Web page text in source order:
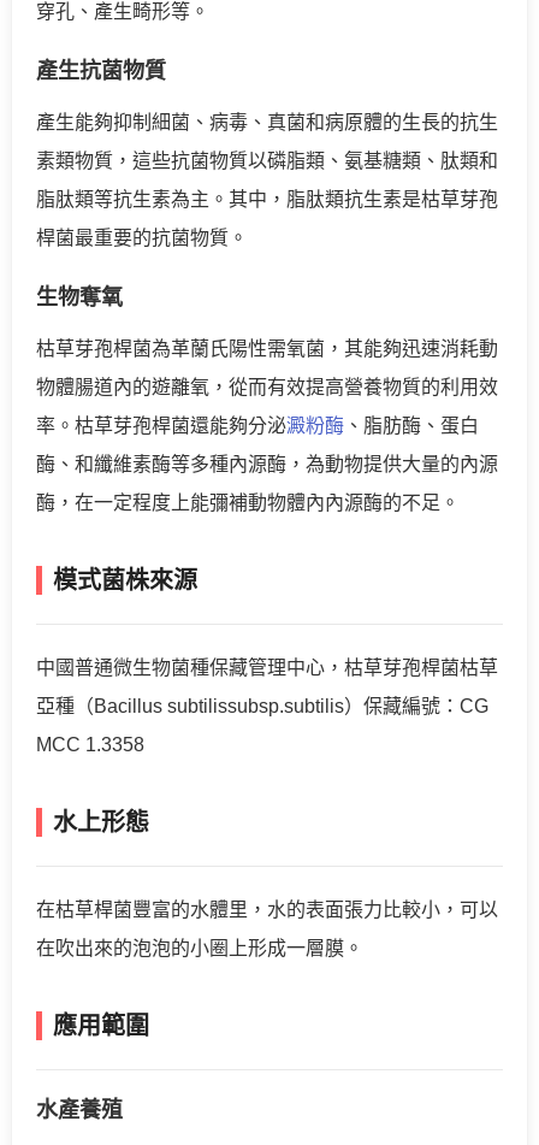
穿孔、產生畸形等。
產生抗菌物質
產生能夠抑制細菌、病毒、真菌和病原體的生長的抗生
素類物質，這些抗菌物質以磷脂類、氨基糖類、肽類和
脂肽類等抗生素為主。其中，脂肽類抗生素是枯草芽孢
桿菌最重要的抗菌物質。
生物奪氧
枯草芽孢桿菌為革蘭氏陽性需氧菌，其能夠迅速消耗動
物體腸道內的遊離氧，從而有效提高營養物質的利用效
率。枯草芽孢桿菌還能夠分泌澱粉酶 、脂肪酶、蛋白
酶、和纖維素酶等多種內源酶，為動物提供大量的內源
酶，在一定程度上能彌補動物體內內源酶的不足。
模式菌株來源
中國普通微生物菌種保藏管理中心，枯草芽孢桿菌枯草
亞種（Bacillus subtilissubsp.subtilis）保藏編號：CG
MCC 1.3358
水上形態
在枯草桿菌豐富的水體里，水的表面張力比較小，可以
在吹出來的泡泡的小圈上形成一層膜。
應用範圍
水產養殖